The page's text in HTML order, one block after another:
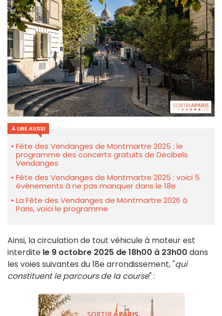
À LIRE AUSSI
Fête des Vendanges de Montmartre 2025 : le
programme des concerts gratuits de Decibels
Vendanges
Fête des Vendanges de Montmartre 2025 : voici 5
événements à ne pas manquer dans le 18e
La Fête des Vendanges de Montmartre 2026 à
Paris, voici le programme
Ainsi, la circulation de tout véhicule à moteur est
interdite le 9 octobre 2025 de 18h00 à 23h00 dans
les voies suivantes du 18e arrondissement, "qui
constituent le parcours de la course" :